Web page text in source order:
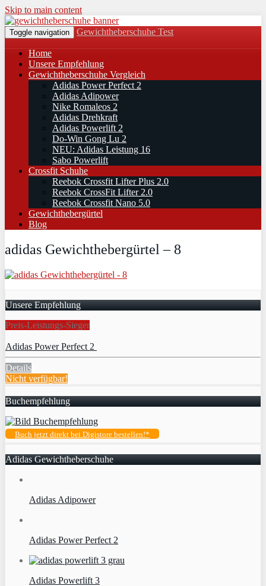
Skip to main content
Toggle navigation Gewichtheberschuhe Test
Home
Unsere Empfehlung
Gewichtheberschuhe Vergleich
Adidas Power Perfect 2
Adidas Adipower
Nike Romaleos 2
Adidas Drehkraft
Adidas Powerlift 2
Do-Win Gong Lu 2
NEU: Adidas Leistung 16
Sabo Powerlift
Crossfit Schuhe
Reebok Crossfit Lifter Plus 2.0
Reebok CrossFit Lifter 2.0
Reebok Crossfit Nano 5.0
Gewichthebergürtel
Blog
adidas Gewichthebergürtel – 8
Unsere Empfehlung
Preis-Leistungs-Sieger
Adidas Power Perfect 2
Details
Nicht verfügbar!
Buchempfehlung
Buch jetzt direkt bei Digistore bestellen!*
Adidas Gewichtheberschuhe
Adidas Adipower
Adidas Power Perfect 2
Adidas Powerlift 3